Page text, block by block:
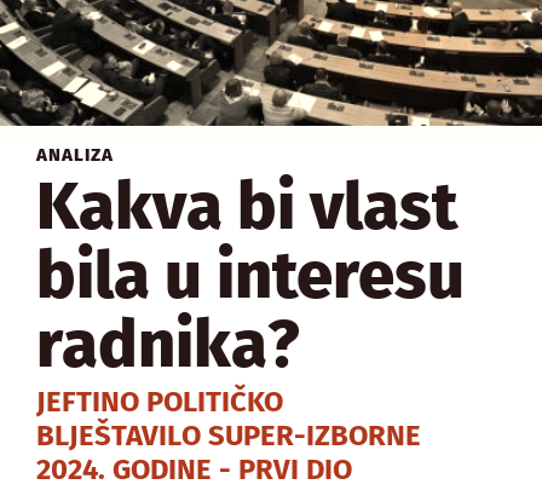
ANALIZA
Kakva bi vlast
bila u interesu
radnika?
JEFTINO POLITIČKO
BLJEŠTAVILO SUPER-IZBORNE
2024. GODINE - PRVI DIO